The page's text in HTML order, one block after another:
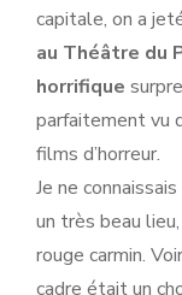
capitale, on a
au Théâtre du
horrifique
parfaitement vu
films d’horreur.
Je ne
un très beau
rouge carmin.
cadre était un